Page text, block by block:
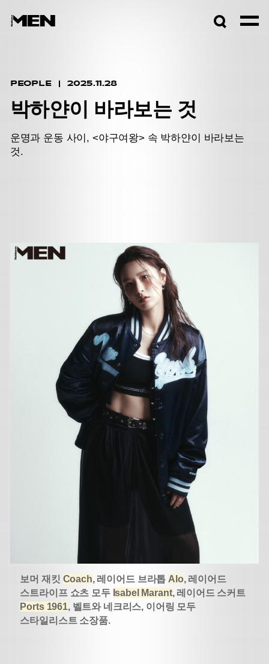
PEOPLE 2025.11.28
박하얀이 바라보는 것
운명과 운동 사이, <야구여왕> 속 박하얀이 바라보는
것.
보머 재킷 Coach, 레이어드 브라톱 Alo, 레이어드
스트라이프 쇼츠 모두 Isabel Marant, 레이어드 스커트
Ports 1961, 벨트와 네크리스, 이어링 모두
스타일리스트 소장품.